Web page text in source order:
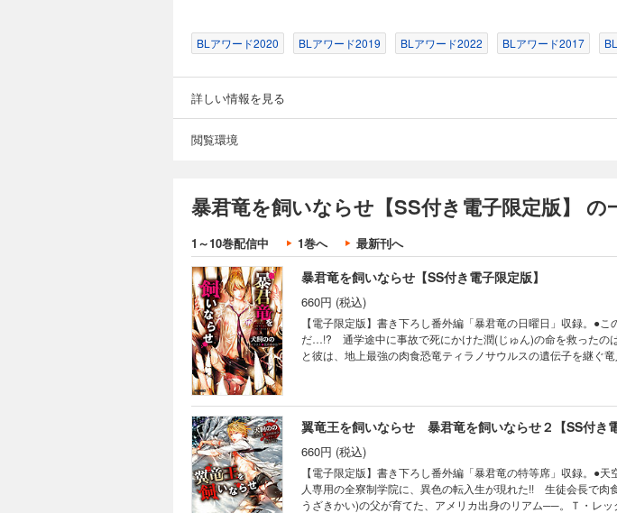
BLアワード2020 BLアワード2019 BLアワード2022 BLアワード2017
詳しい情報を見る
閲覧環境
暴君竜を飼いならせ【SS付き電子限定版】 の
1～10巻配信中 1巻へ 最新刊へ
暴君竜を飼いならせ【SS付き電子限定版】
660円 (税込)
【電子限定版】書き下ろし番外編「暴君竜の日曜日」収録。●
だ…!? 通学途中に事故で死にかけた潤(じゅん)の命を救ったの
と彼は、地上最強の肉食恐竜ティラノサウルスの遺伝子を継
翼竜王を飼いならせ 暴君竜を飼いならせ２【SS付き
660円 (税込)
【電子限定版】書き下ろし番外編「暴君竜の特等席」収録。●
人専用の全寮制学院に、異色の転入生が現れた!! 生徒会長で肉
うざきかい)の父が育てた、アメリカ出身のリアム──。Ｔ・レ